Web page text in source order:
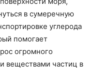
в сумеречную
углерода
помогает
огромного
веществами частиц в